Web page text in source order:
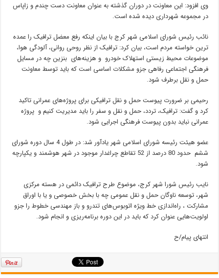
وی افزود: این معاونت در دوران گذشته به عنوان معاونت دست چندم و زاپاس
در مجموعه شهرداری دیده شده است.
نائب رئیس شورای اسلامی شهر کرج با بیان اینکه رفع معضل ترافیک را عمده
ترین خواسته مردم است، بیان کرد: ترافیک از نظر روحی روانی، آلودگی هوا،
موضوعات محیط زیستی استهلاک خودرو و هزینه‌های بنزین چه در مسایل
فرهنگی اجتماعی رفاهی جزو مشکلات اساسی است که باید توسط معاونت
حمل و نقل برطرف شود.
رحیمی بر ضرورت پیوست حمل و نقل ترافیکی برای پروژه‌های عمرانی تاکید
کرد و گفت: ترافیک، تردد، حمل و نقل و سفر را باید مدیریت کنیم و پروژه
عمرانی نباید بدون پیوست فرهنگی اجرایی شود.
عضو هیئت رئیسه شورای اسلامی شهر یادآور شد: در طول 4 سال دوره شورای
ششم حدود 80 درصد از 52 تقاطع چراغدار موجود در شهر هوشمند و یکپارچه
شود.
نایب‌ رئیس شورا شهر کرج، موضوع طرح ترافیک دائمی در هسته مرکزی
شهر، توسعه ناوگان حمل و نقل عمومی چه با بخش خصوصی و یا با اوراق
مشارکت ، راه‌اندازی خط ویژه اتوبوس‌های تندرو و باز مهندسی خطوط را جزو
اولویت‌هایی عنوان کرد که باید در این دوره برنامه‌ریزی و انجام شود.
انتهای پیام/ح